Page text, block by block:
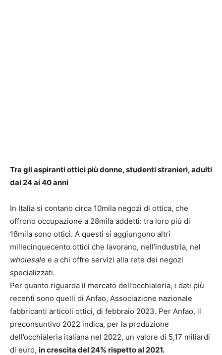
Tra gli aspiranti ottici più donne, studenti stranieri, adulti
dai 24 ai 40 anni
In Italia si contano circa 10mila negozi di ottica, che
offrono occupazione a 28mila addetti: tra loro più di
18mila sono ottici. A questi si aggiungono altri
millecinquecento ottici che lavorano, nell’industria, nel
wholesale e a chi offre servizi alla rete dei negozi
specializzati.
Per quanto riguarda il mercato dell’occhialeria, i dati più
recenti sono quelli di Anfao, Associazione nazionale
fabbricanti articoli ottici, di febbraio 2023. Per Anfao, il
preconsuntivo 2022 indica, per la produzione
dell’occhialeria italiana nel 2022, un valore di 5,17 miliardi
di euro, in crescita del 24% rispetto al 2021.